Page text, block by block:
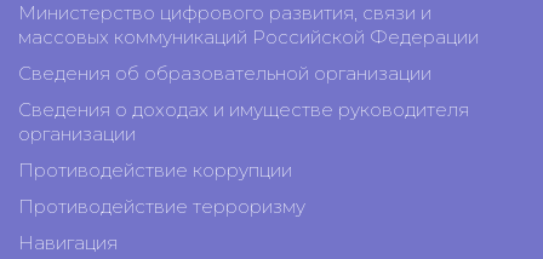
Министерство цифрового развития, связи и
массовых коммуникаций Российской Федерации
Сведения об образовательной организации
Сведения о доходах и имуществе руководителя
организации
Противодействие коррупции
Противодействие терроризму
Навигация